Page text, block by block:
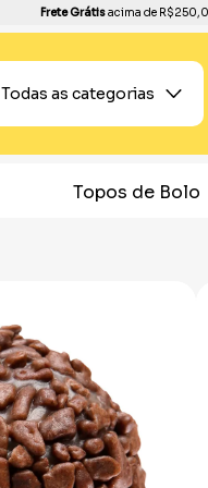
Frete Grátisacima de
Todas as categorias
Topos de Bolo